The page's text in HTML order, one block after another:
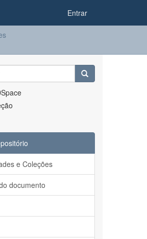
Entrar
e Coleções
documento